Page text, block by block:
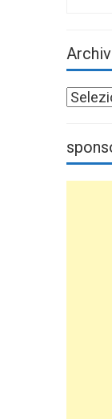
Archivi